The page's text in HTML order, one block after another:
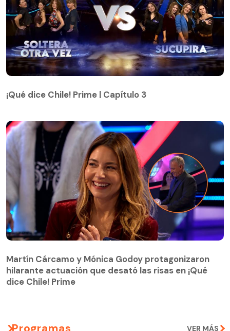
¡Qué dice Chile! Prime | Capítulo 3
hilarante actuación que desató las risas en ¡Qué
dice Chile! Prime
Martín Cárcamo y Mónica Godoy protagonizaron
hilarante actuación que desató las risas en ¡Qué
dice Chile! Prime
VER MÁS